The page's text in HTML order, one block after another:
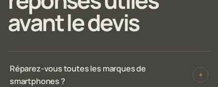
avant le devis
Réparez-vous toutes les marques de
smartphones ?
+